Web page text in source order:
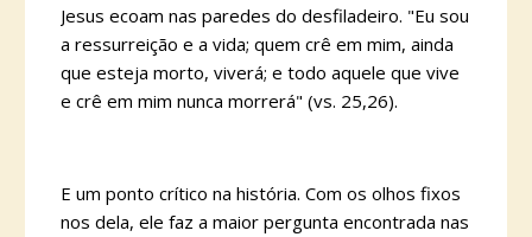
Jesus ecoam nas paredes do desfiladeiro. "Eu sou
a ressurreição e a vida; quem crê em mim, ainda
que esteja morto, viverá; e todo aquele que vive
e crê em mim nunca morrerá" (vs. 25,26).
E um ponto crítico na história. Com os olhos fixos
nos dela, ele faz a maior pergunta encontrada nas